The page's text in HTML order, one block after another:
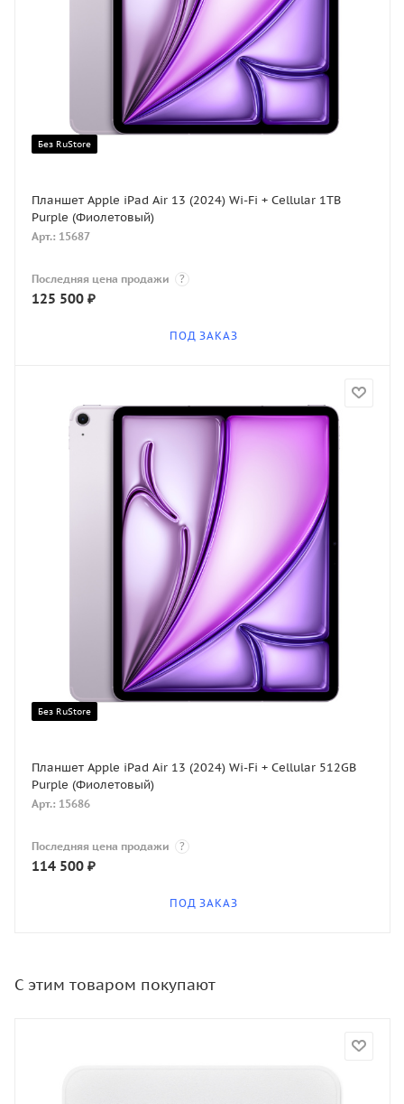
Без RuStore
Планшет Apple iPad Air 13 (2024) Wi-Fi + Cellular 1TB
Purple (Фиолетовый)
Арт.: 15687
Последняя цена продажи ?
125 500 ₽
ПОД ЗАКАЗ
Без RuStore
Планшет Apple iPad Air 13 (2024) Wi-Fi + Cellular 512GB
Purple (Фиолетовый)
Арт.: 15686
Последняя цена продажи ?
114 500 ₽
ПОД ЗАКАЗ
С этим товаром покупают